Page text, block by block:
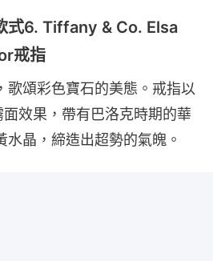
式6. Tiffany & Co. Elsa
戒指
歌頌彩色寶石的美態。戒指以
效果，帶有巴洛克時期的華
水晶，締造出超勢的氣魄。